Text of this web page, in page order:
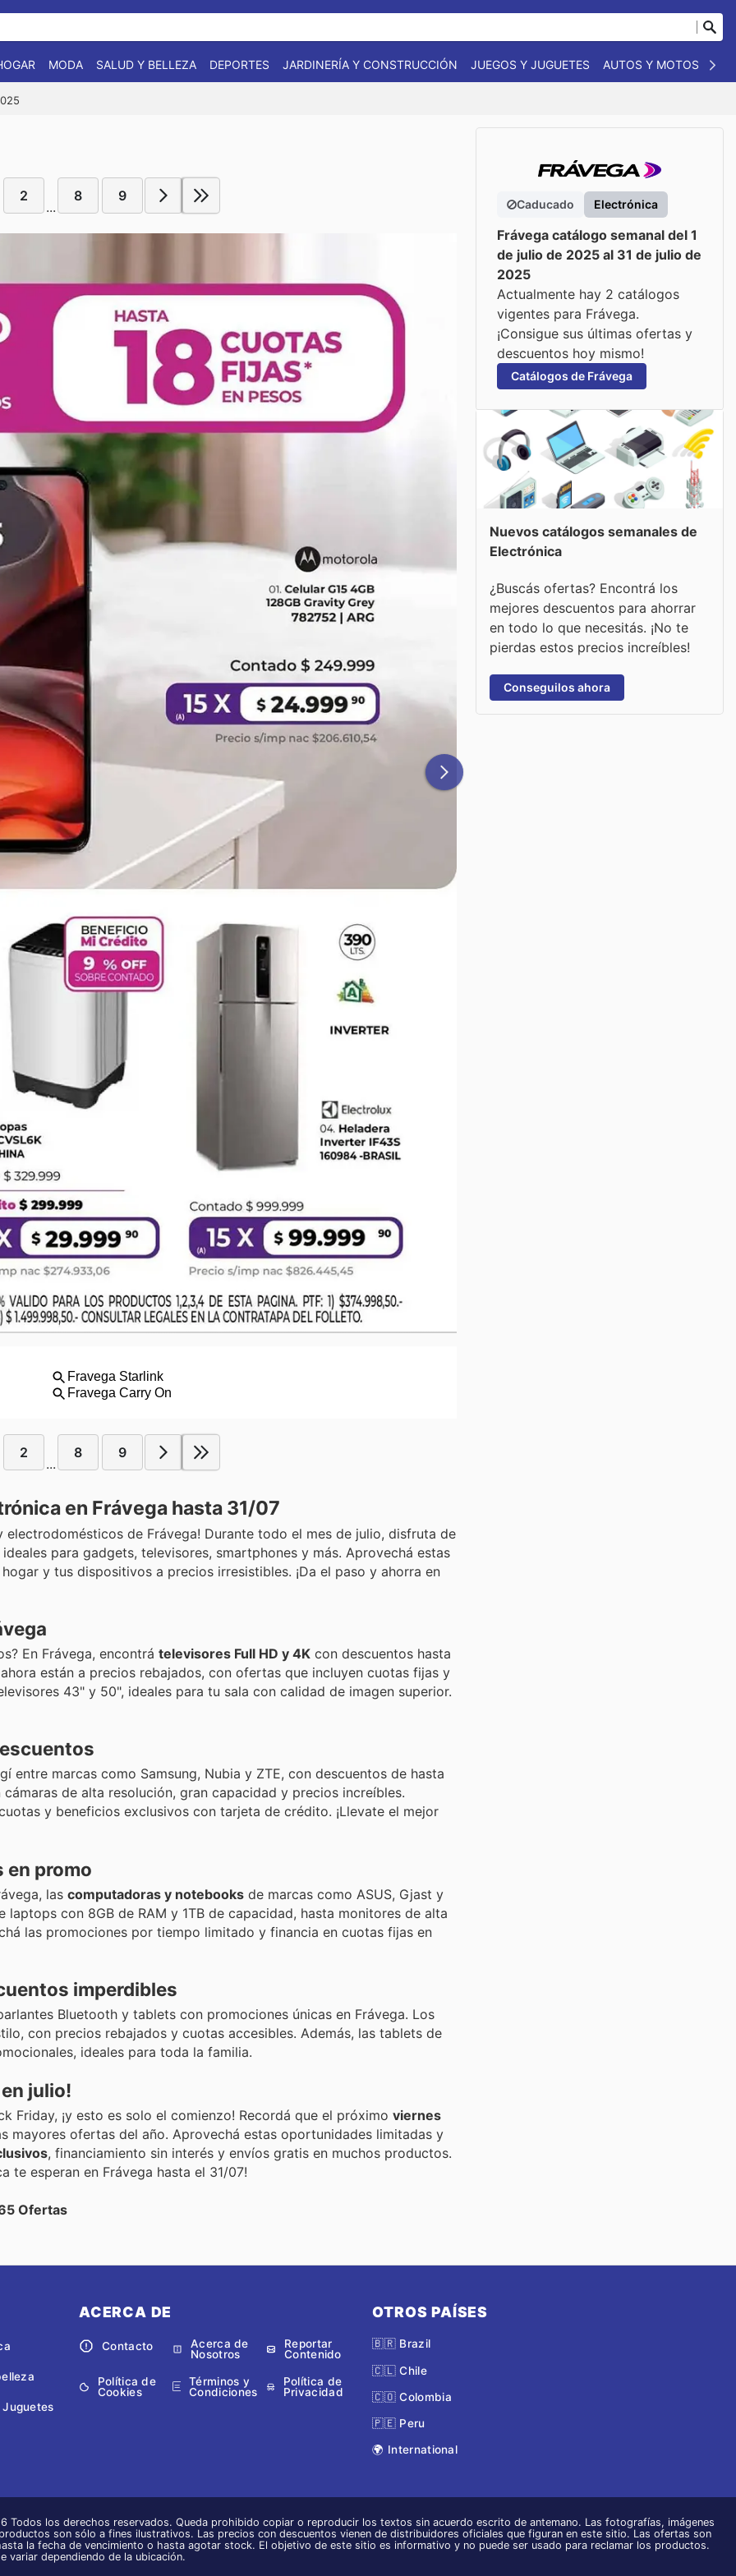
MODA SALUD Y BELLEZA DEPORTES JARDINERÍA Y CONSTRUCCIÓN JUEGOS Y JUGUETES AUTOS Y MOTOS
2
...
8 9
2
...
8 9
en Frávega hasta 31/07
de Frávega! Durante todo el mes de julio, disfruta de
para gadgets, televisores, smartphones y más. Aprovechá estas
y tus dispositivos a precios irresistibles. ¡Da el paso y ahorra en
En Frávega, encontrá televisores Full HD y 4K con descuentos hasta
están a precios rebajados, con ofertas que incluyen cuotas fijas y
43" y 50", ideales para tu sala con calidad de imagen superior.
entre marcas como Samsung, Nubia y ZTE, con descuentos de hasta
de alta resolución, gran capacidad y precios increíbles.
y beneficios exclusivos con tarjeta de crédito. ¡Llevate el mejor
en promo
las computadoras y notebooks de marcas como ASUS, Gjast y
con 8GB de RAM y 1TB de capacidad, hasta monitores de alta
las promociones por tiempo limitado y financia en cuotas fijas en
imperdibles
Bluetooth y tablets con promociones únicas en Frávega. Los
con precios rebajados y cuotas accesibles. Además, las tablets de
ideales para toda la familia.
julio!
Friday, ¡y esto es solo el comienzo! Recordá que el próximo viernes
mayores ofertas del año. Aprovechá estas oportunidades limitadas y
, financiamiento sin interés y envíos gratis en muchos productos.
te esperan en Frávega hasta el 31/07!
Ofertas
Caducado Electrónica
Frávega catálogo semanal del 1
de julio de 2025 al 31 de julio de
2025
Actualmente hay 2 catálogos
vigentes para Frávega.
¡Consigue sus últimas ofertas y
descuentos hoy mismo!
Catálogos de Frávega
Nuevos catálogos semanales de
Electrónica
¿Buscás ofertas? Encontrá los
mejores descuentos para ahorrar
en todo lo que necesitás. ¡No te
pierdas estos precios increíbles!
Conseguilos ahora
ACERCA DE
Contacto
Acerca de
Nosotros
Reportar
Contenido
Política de
Cookies
Términos y
Condiciones
Política de
Privacidad
OTROS PAÍSES
🇧🇷 Brazil
🇨🇱 Chile
🇨🇴 Colombia
🇵🇪 Peru
🌍 International
Todos los derechos reservados. Queda prohibido copiar o reproducir los textos sin acuerdo escrito de antemano. Las fotografías, imágenes
son sólo a fines ilustrativos. Las precios con descuentos vienen de distribuidores oficiales que figuran en este sitio. Las ofertas son
la fecha de vencimiento o hasta agotar stock. El objetivo de este sitio es informativo y no puede ser usado para reclamar los productos.
variar dependiendo de la ubicación.